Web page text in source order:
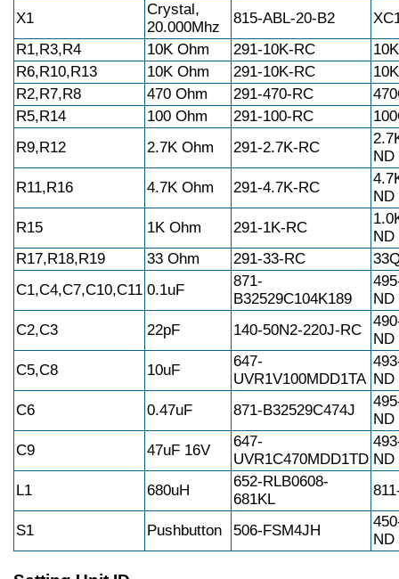
X1
Crystal,
20.000Mhz
815-ABL-20-B2
R1,R3,R4
10K Ohm 291-10K-RC
R6,R10,R13
10K Ohm 291-10K-RC
R2,R7,R8
470 Ohm 291-470-RC
R5,R14
100 Ohm 291-100-RC
R9,R12
2.7K Ohm 291-2.7K-RC
ND
R11,R16
4.7K Ohm 291-4.7K-RC
ND
R15
1K Ohm 291-1K-RC
ND
R17,R18,R19
33 Ohm 291-33-RC
C1,C4,C7,C10,C11 0.1uF
871-
B32529C104K189
ND
C2,C3
22pF 140-50N2-220J-RC
ND
C5,C8
10uF
647-
UVR1V100MDD1TA ND
C6
0.47uF 871-B32529C474J
ND
C9
47uF 16V
647-
UVR1C470MDD1TD ND
L1
680uH
652-RLB0608-
681KL
S1 Pushbutton 506-FSM4JH
ND